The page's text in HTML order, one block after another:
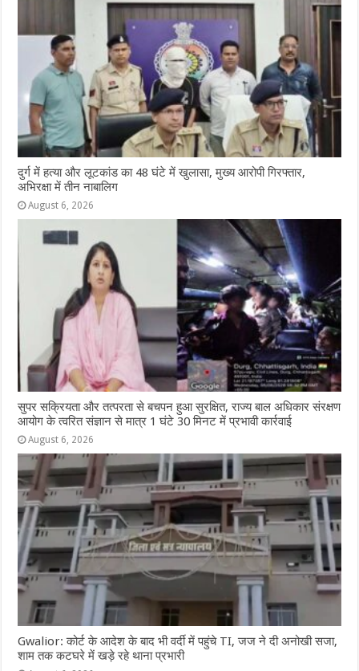
दुर्ग में हत्या और लूटकांड का 48 घंटे में खुलासा, मुख्य आरोपी गिरफ्तार,
अभिरक्षा में तीन नाबालिग
August 6, 2026
सुपर सक्रियता और तत्परता से बचपन हुआ सुरक्षित, राज्य बाल अधिकार संरक्षण
आयोग के त्वरित संज्ञान से मात्र 1 घंटे 30 मिनट में प्रभावी कार्रवाई
August 6, 2026
Gwalior: कोर्ट के आदेश के बाद भी वर्दी में पहुंचे TI, जज ने दी अनोखी सजा,
शाम तक कटघरे में खड़े रहे थाना प्रभारी